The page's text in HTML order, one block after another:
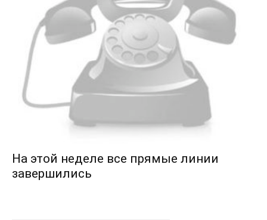
На этой неделе все прямые линии
завершились